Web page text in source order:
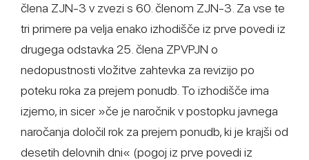
člena ZJN-3 v zvezi s 60. členom ZJN-3. Za vse te
tri primere pa velja enako izhodišče iz prve povedi iz
drugega odstavka 25. člena ZPVPJN o
nedopustnosti vložitve zahtevka za revizijo po
poteku roka za prejem ponudb. To izhodišče ima
izjemo, in sicer »če je naročnik v postopku javnega
naročanja določil rok za prejem ponudb, ki je krajši od
desetih delovnih dni« (pogoj iz prve povedi iz